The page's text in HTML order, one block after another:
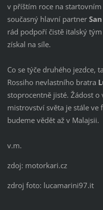
v příštím roce na
současný hlavní partner
rád podpoří čistě italský
získal na síle.
Co se týče druhého jezdce,
Rossiho nevlastního bratra
stoprocentně jisté. Žádost
mistrovství světa je stále ve
budeme vědět až v Malajsii.
v.m.
zdoj: motorkari.cz
zdroj foto: lucamarini97.it